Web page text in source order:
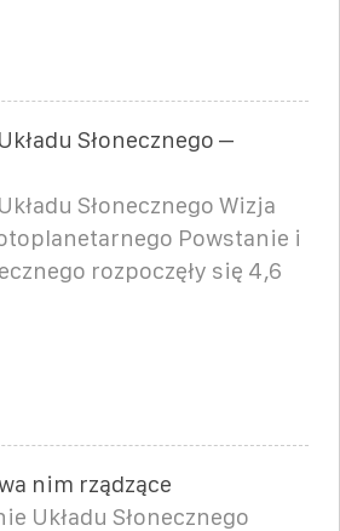
Słonecznego –
Słonecznego Wizja
Powstanie i
rozpoczęły się 4,6
nim rządzące
Układu Słonecznego